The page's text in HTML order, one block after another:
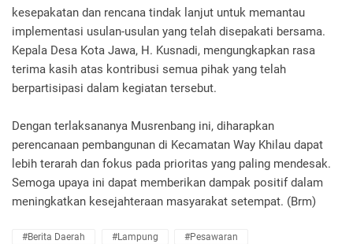
kesepakatan dan rencana tindak lanjut untuk memantau
implementasi usulan-usulan yang telah disepakati bersama.
Kepala Desa Kota Jawa, H. Kusnadi, mengungkapkan rasa
terima kasih atas kontribusi semua pihak yang telah
berpartisipasi dalam kegiatan tersebut.
Dengan terlaksananya Musrenbang ini, diharapkan
perencanaan pembangunan di Kecamatan Way Khilau dapat
lebih terarah dan fokus pada prioritas yang paling mendesak.
Semoga upaya ini dapat memberikan dampak positif dalam
meningkatkan kesejahteraan masyarakat setempat. (Brm)
#Berita Daerah #Lampung #Pesawaran